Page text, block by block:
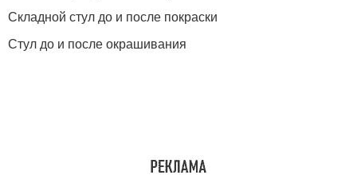
Складной стул до и после покраски
Стул до и после окрашивания